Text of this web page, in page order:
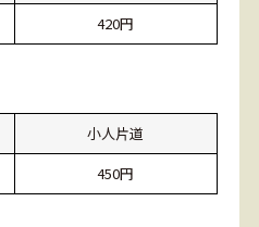
420円
小人片道
450円